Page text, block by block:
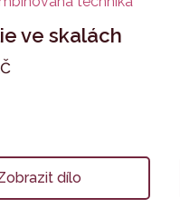
ve skalách
dílo